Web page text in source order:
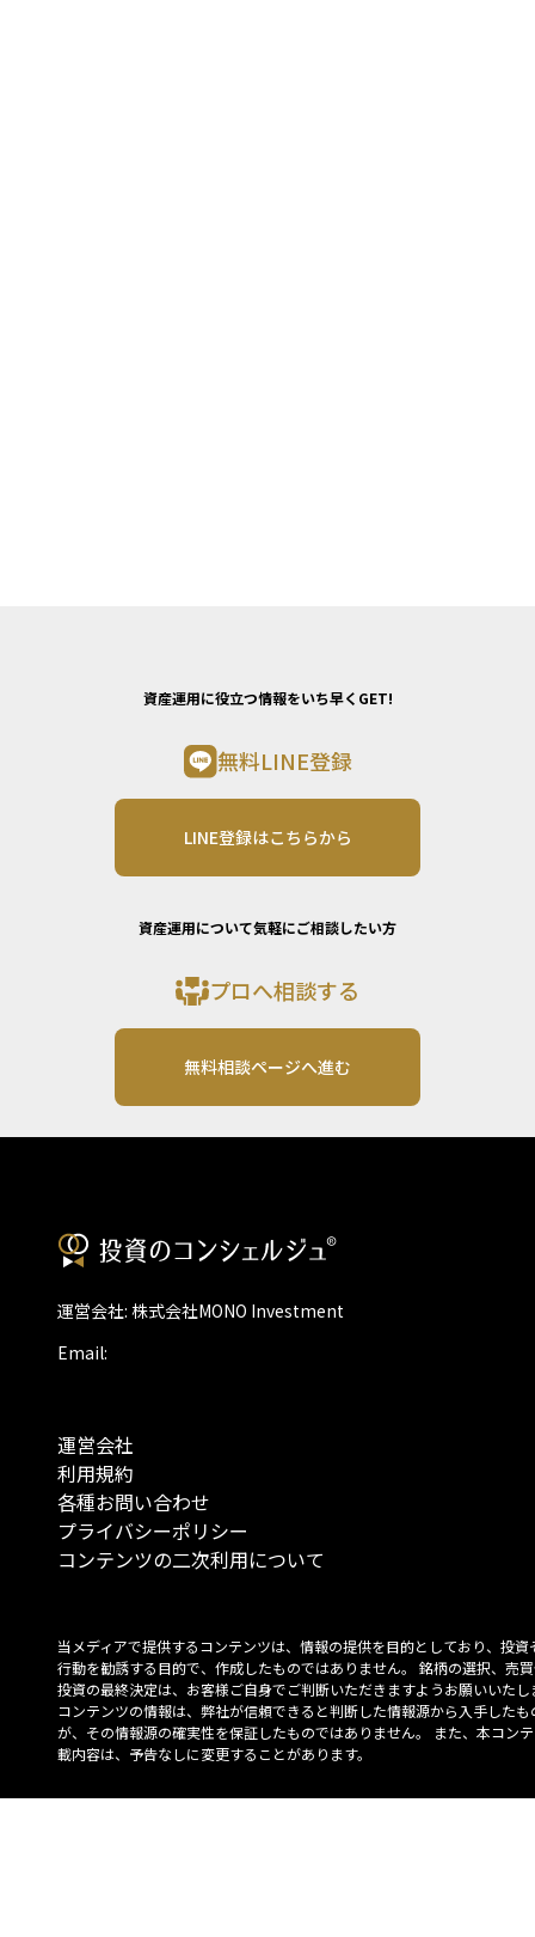
資産運用に役立つ情報をいち早くGET!
無料LINE登録
LINE登録はこちらから
資産運用について気軽にご相談したい方
プロへ相談する
無料相談ページへ進む
運営会社: 株式会社MONO Investment
Email:
運営会社
利用規約
各種お問い合わせ
プライバシーポリシー
コンテンツの二次利用について
当メディアで提供するコンテンツは、情報の提供を目的としており、投資
行動を勧誘する目的で、作成したものではありません。 銘柄の選択、売
投資の最終決定は、お客様ご自身でご判断いただきますようお願いいたし
コンテンツの情報は、弊社が信頼できると判断した情報源から入手したも
が、その情報源の確実性を保証したものではありません。 また、本コン
載内容は、予告なしに変更することがあります。